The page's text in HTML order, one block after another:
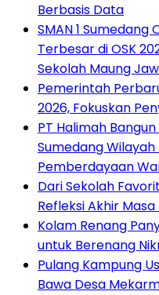
Berbasis Data
SMAN 1
Terbesar di OSK
Sekolah Maung
Pemerintah
2026, Fokuskan
PT Halimah
Sumedang
Pemberdayaan
Dari Sekolah
Refleksi Akhir
Kolam Renang
untuk Berenang
Pulang Kampung
Bawa Desa